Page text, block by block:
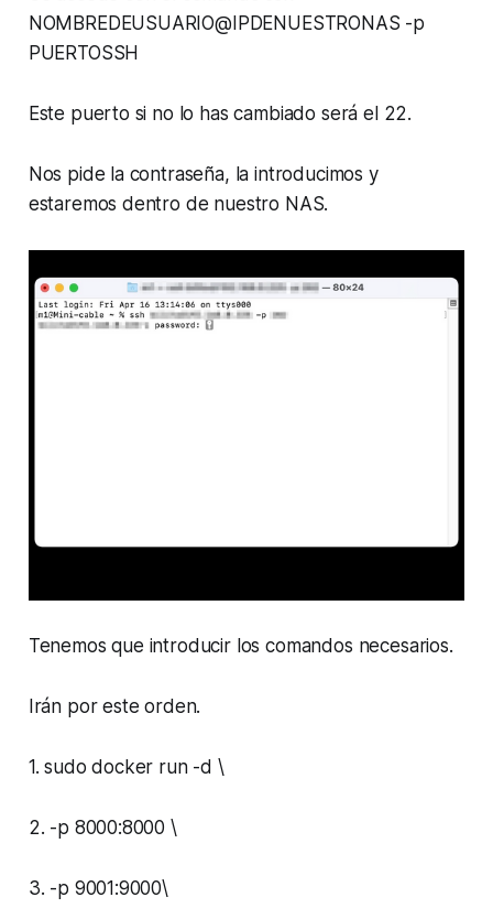
NOMBREDEUSUARIO@IPDENUESTRONAS -p
PUERTOSSH
Este puerto si no lo has cambiado será el 22.
Nos pide la contraseña, la introducimos y
estaremos dentro de nuestro NAS.
Tenemos que introducir los comandos necesarios.
Irán por este orden.
1. sudo docker run -d \
2. -p 8000:8000 \
3. -p 9001:9000\